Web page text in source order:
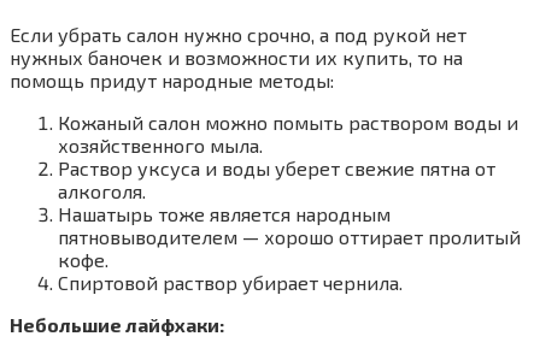
Если убрать салон нужно срочно, а под рукой нет
нужных баночек и возможности их купить, то на
помощь придут народные методы:
Кожаный салон можно помыть раствором воды и
хозяйственного мыла.
Раствор уксуса и воды уберет свежие пятна от
алкоголя.
Нашатырь тоже является народным
пятновыводителем — хорошо оттирает пролитый
кофе.
Спиртовой раствор убирает чернила.
Небольшие лайфхаки: